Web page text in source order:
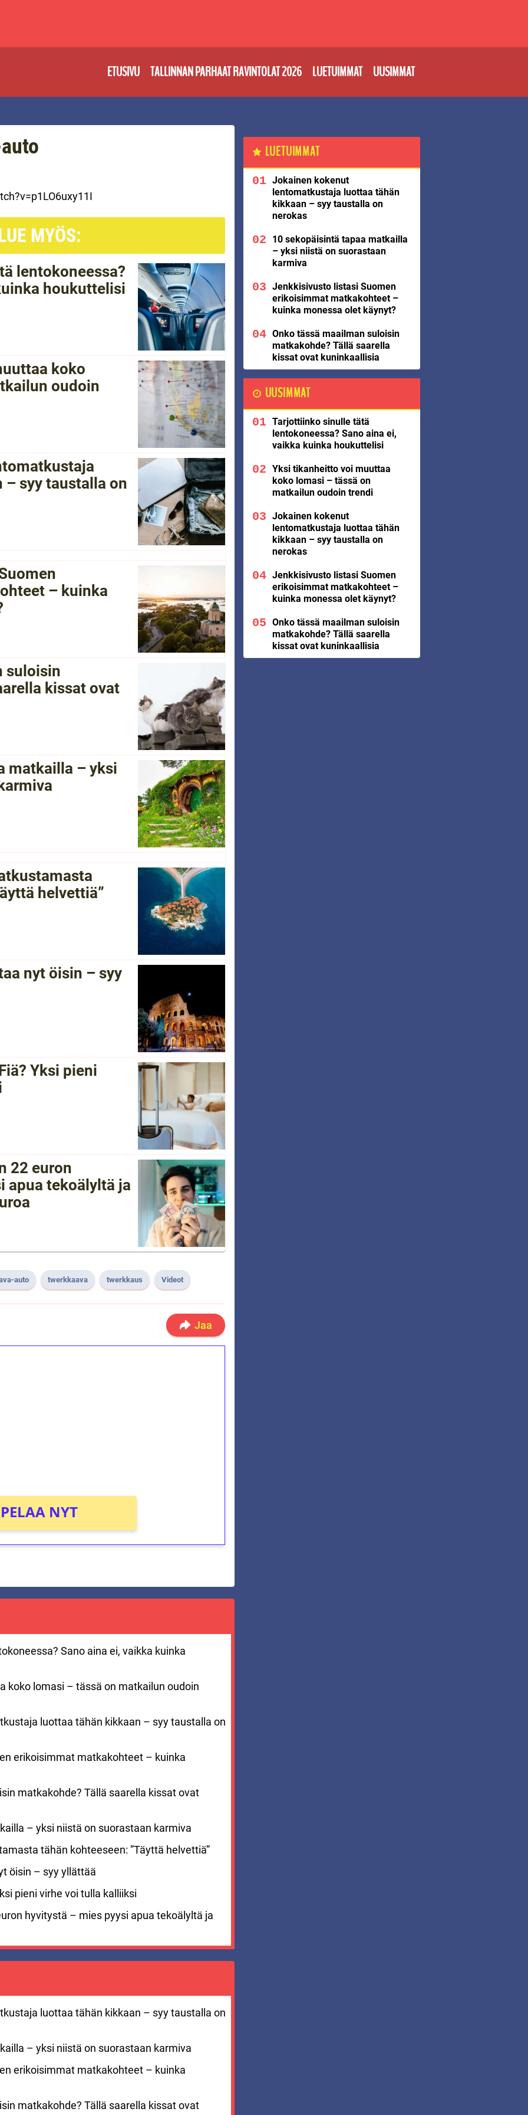
ETUSIVU TALLINNAN PARHAAT RAVINTOLAT 2026 LUETUIMMAT UUSIMMAT
MYÖS:
lentokoneessa?
houkuttelisi
koko
oudoin
– syy taustalla on
– kuinka
suloisin
kissat ovat
matkailla – yksi
helvettiä”
nyt öisin – syy
Yksi pieni
22 euron
apua tekoälyltä ja
auto twerkkaava twerkkaus Videot
Jaa
PELAA NYT
Sano aina ei, vaikka kuinka
koko lomasi – tässä on matkailun oudoin
luottaa tähän kikkaan – syy taustalla on
erikoisimmat matkakohteet – kuinka
matkakohde? Tällä saarella kissat ovat
– yksi niistä on suorastaan karmiva
tähän kohteeseen: ”Täyttä helvettiä”
öisin – syy yllättää
pieni virhe voi tulla kalliiksi
hyvitystä – mies pyysi apua tekoälyltä ja
luottaa tähän kikkaan – syy taustalla on
– yksi niistä on suorastaan karmiva
erikoisimmat matkakohteet – kuinka
matkakohde? Tällä saarella kissat ovat
LUETUIMMAT
Jokainen kokenut
lentomatkustaja luottaa tähän
kikkaan – syy taustalla on
nerokas
10 sekopäisintä tapaa matkailla
– yksi niistä on suorastaan
karmiva
Jenkkisivusto listasi Suomen
erikoisimmat matkakohteet –
kuinka monessa olet käynyt?
Onko tässä maailman suloisin
matkakohde? Tällä saarella
kissat ovat kuninkaallisia
UUSIMMAT
Tarjottiinko sinulle tätä
lentokoneessa? Sano aina ei,
vaikka kuinka houkuttelisi
Yksi tikanheitto voi muuttaa
koko lomasi – tässä on
matkailun oudoin trendi
Jokainen kokenut
lentomatkustaja luottaa tähän
kikkaan – syy taustalla on
nerokas
Jenkkisivusto listasi Suomen
erikoisimmat matkakohteet –
kuinka monessa olet käynyt?
Onko tässä maailman suloisin
matkakohde? Tällä saarella
kissat ovat kuninkaallisia